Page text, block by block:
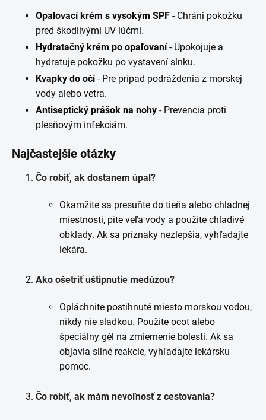
Opalovací krém s vysokým SPF - Chráni pokožku
pred škodlivými UV lúčmi.
Hydratačný krém po opaľovaní- Upokojuje a
hydratuje pokožku po vystavení slnku.
Kvapky do očí- Pre prípad podráždenia z morskej
vody alebo vetra.
Antiseptický prášok na nohy - Prevencia proti
plesňovým infekciám.
Najčastejšie otázky
Čo robiť, ak dostanem úpal?
Okamžite sa presuňte do tieňa alebo chladnej
miestnosti, pite veľa vody a použite chladivé
obklady. Ak sa príznaky nezlepšia, vyhľadajte
lekára.
Ako ošetriť uštipnutie medúzou?
Opláchnite postihnuté miesto morskou vodou,
nikdy nie sladkou. Použite ocot alebo
špeciálny gél na zmiernenie bolesti. Ak sa
objavia silné reakcie, vyhľadajte lekársku
pomoc.
Čo robiť, ak mám nevoľnosť z cestovania?